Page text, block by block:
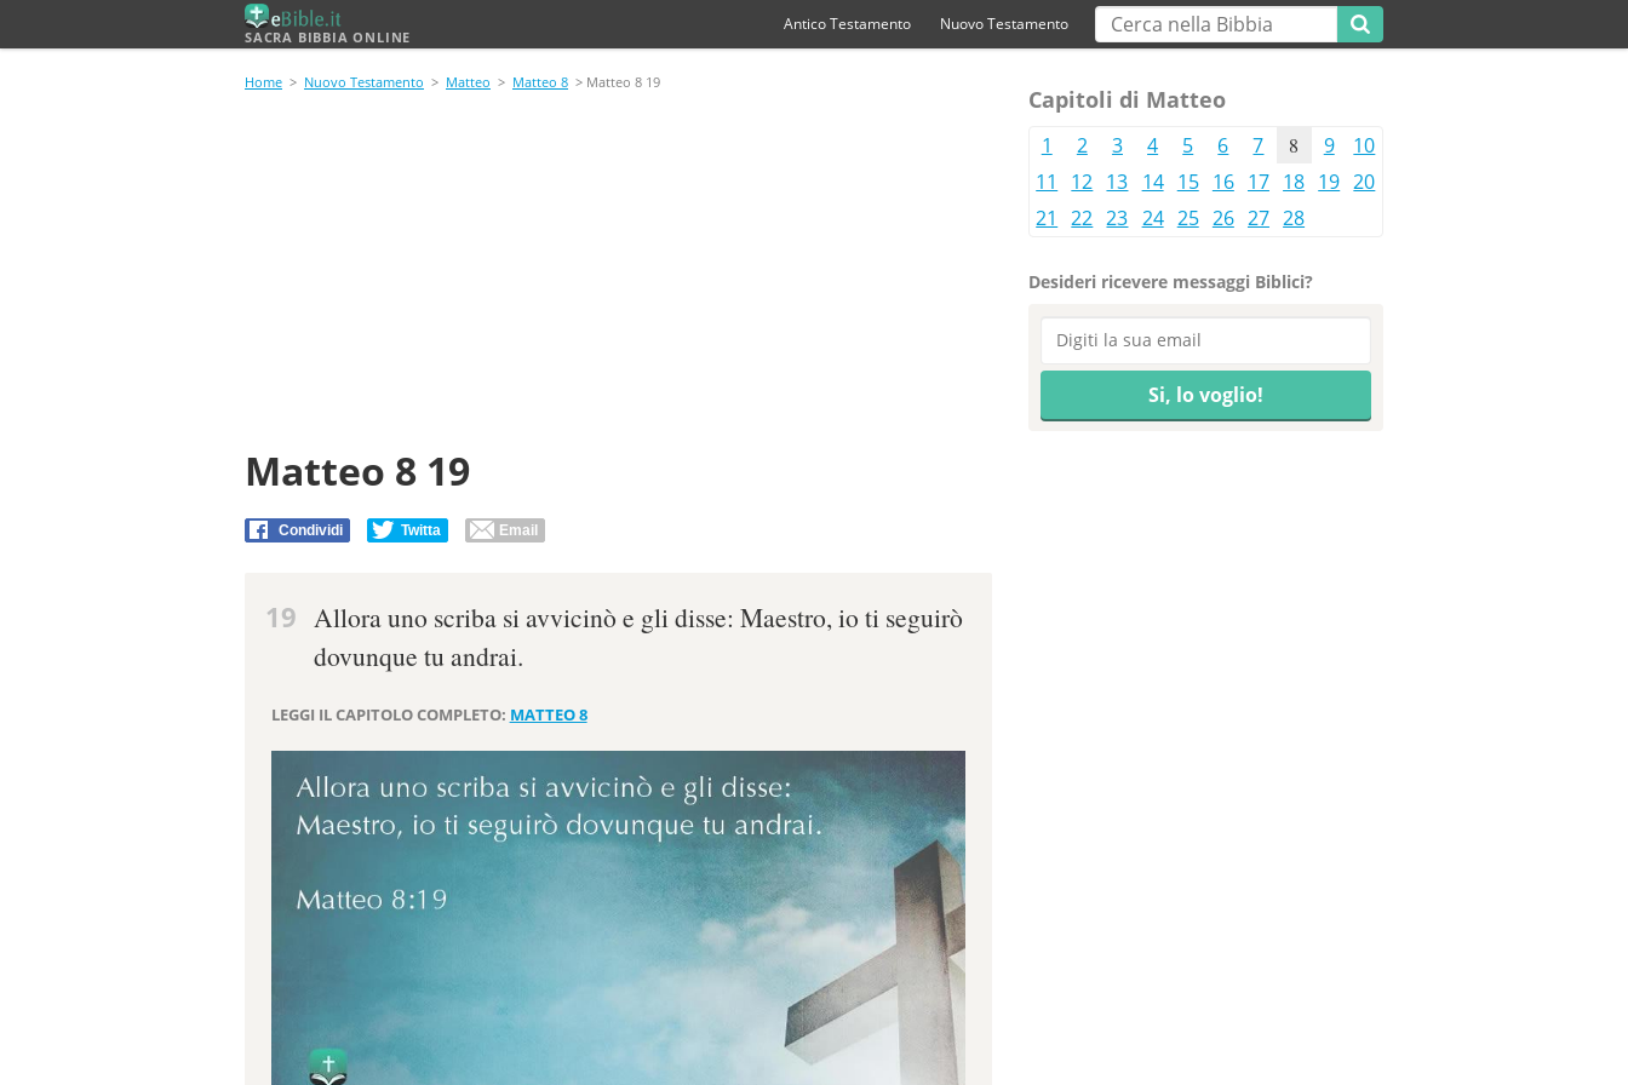
SACRA BIBBIA ONLINE
Antico Testamento Nuovo Testamento
Home > Nuovo Testamento > Matteo > Matteo 8 > Matteo 8 19
Matteo 8 19
Condividi Twitta Email
19 Allora uno scriba si avvicinò e gli disse: Maestro, io ti seguirò
dovunque tu andrai.
LEGGI IL CAPITOLO COMPLETO: MATTEO 8
Capitoli di Matteo
1 2 3 4 5 6 7 8 9
10
11
12 13 14 15 16 17 18 19 20
21
22 23 24 25 26 27 28
Desideri ricevere messaggi Biblici?